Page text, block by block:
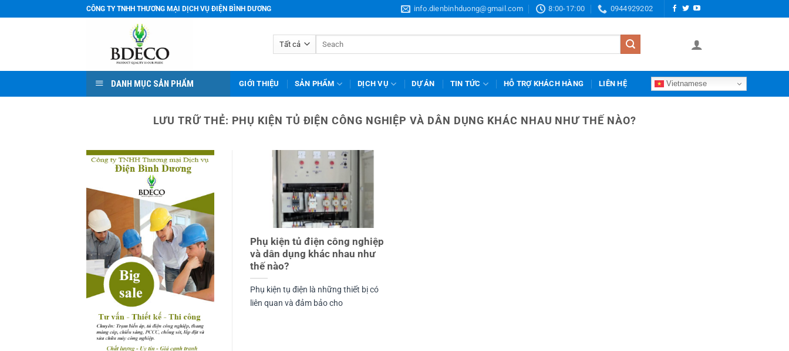
qua
CÔNG TY TNHH THƯƠNG MẠI DỊCH VỤ ĐIỆN BÌNH DƯƠNG info.dienbinhduong@gmail.com 8:00-17:00 0944929202
DANH MỤC SẢN PHẨM GIỚI THIỆU SẢN PHẨM DỊCH VỤ DỰ ÁN TIN TỨC HỖ TRỢ KHÁCH HÀNG LIÊN HỆ Vietnamese
LƯU TRỮ THẺ: PHỤ KIỆN TỦ ĐIỆN CÔNG NGHIỆP VÀ DÂN DỤNG KHÁC NHAU NHƯ THẾ NÀO?
Phụ kiện tủ điện công nghiệp
và dân dụng khác nhau như
thế nào?
Phụ kiện tụ điện là những thiết bị có
liên quan và đảm bảo cho